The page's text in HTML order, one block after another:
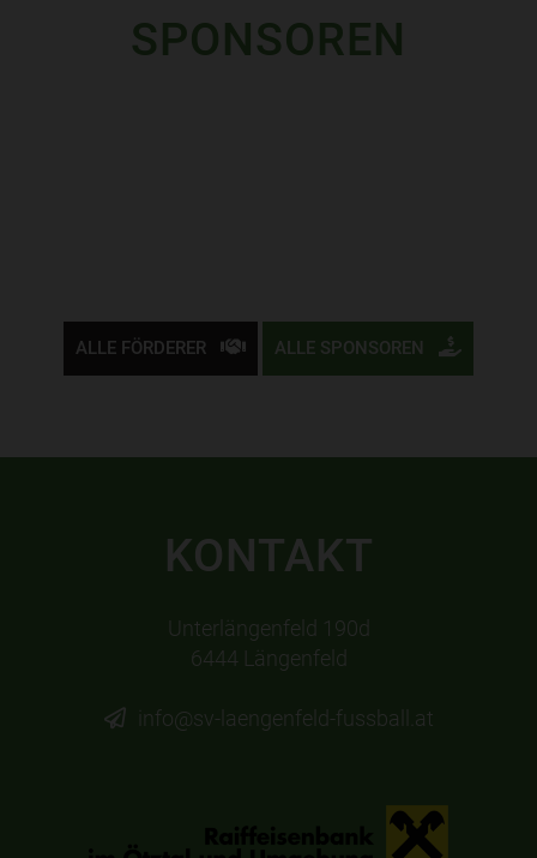
SPONSOREN
ALLE FÖRDERER ALLE SPONSOREN
KONTAKT
Unterlängenfeld 190d
6444 Längenfeld
info@sv-laengenfeld-fussball.at